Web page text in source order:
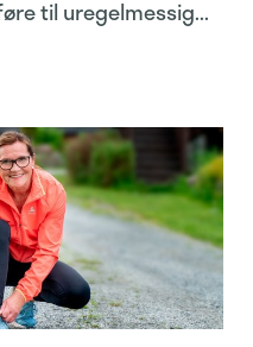
til uregelmessig...